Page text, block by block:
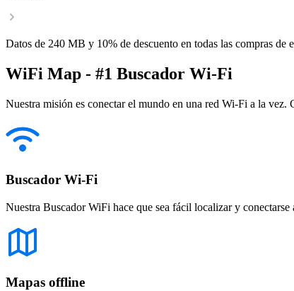
Datos de 240 MB y 10% de descuento en todas las compras de
WiFi Map - #1 Buscador Wi-Fi
Nuestra misión es conectar el mundo en una red Wi-Fi a la
Buscador Wi-Fi
Nuestra Buscador WiFi hace que sea fácil localizar y
Mapas offline